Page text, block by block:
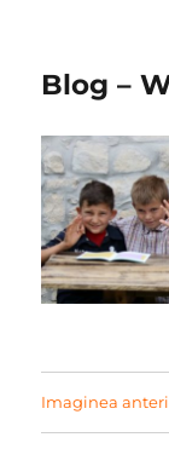
Blog –
Imaginea